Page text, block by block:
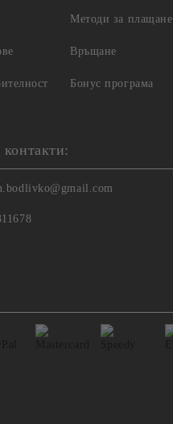
Методи за плащане
Връщане
Бонус програма